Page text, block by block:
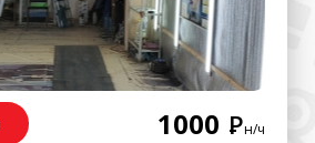
1000 Рн/ч